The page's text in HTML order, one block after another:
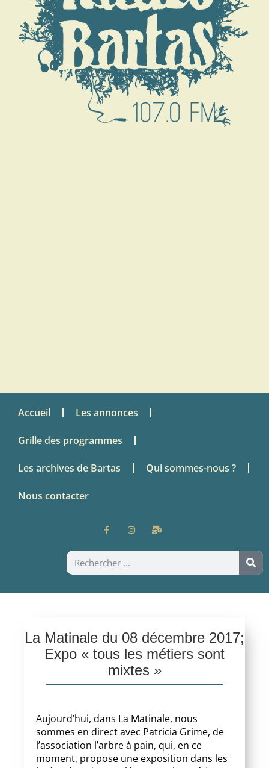
Accueil Les annonces
Grille des programmes
Les archives de Bartas Qui sommes-nous ?
Nous contacter
La Matinale du 08 décembre 2017;
Expo « tous les métiers sont
mixtes »
Aujourd’hui, dans La Matinale, nous
sommes en direct avec Patricia Grime, de
l’association l’arbre à pain, qui, en ce
moment, propose une exposition dans les